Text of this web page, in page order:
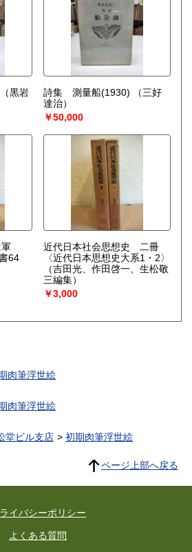
（黒岩
詩集 測量船(1930)
（三好
達治）
￥50,000
軍
64
近代日本社会思想史 二冊
〈近代日本思想史大系1・2〉
（吉田光、作田啓一、生松敬
三編集）
￥3,000
肉筆浮世絵
肉筆浮世絵
ビル支店 初期肉筆浮世絵
ページ上部へ戻る
イバシーポリシー
よくある質問